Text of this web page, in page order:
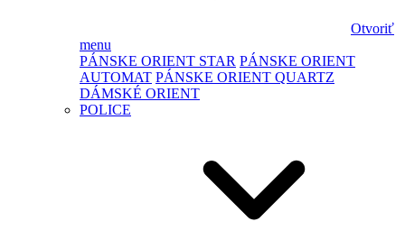
Otvoriť
menu
PÁNSKE ORIENT STAR PÁNSKE ORIENT
AUTOMAT PÁNSKE ORIENT QUARTZ
DÁMSKÉ ORIENT
POLICE